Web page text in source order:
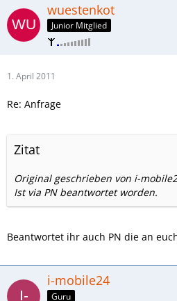
wuestenkot
Junior Mitglied
1. April 2011
Re: Anfrage
Zitat
Original geschrieben von i-
Ist via PN beantwortet worden.
Beantwortet ihr auch PN die an
i-mobile24
Guru